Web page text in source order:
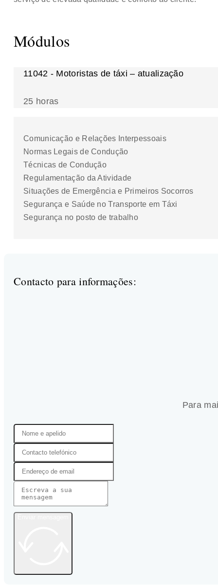
Módulos
11042 - Motoristas de táxi – atualização
25 horas
Comunicação e Relações Interpessoais
Normas Legais de Condução
Técnicas de Condução
Regulamentação da Atividade
Situações de Emergência e Primeiros Socorros
Segurança e Saúde no Transporte em Táxi
Segurança no posto de trabalho
Contacto para informações:
Para